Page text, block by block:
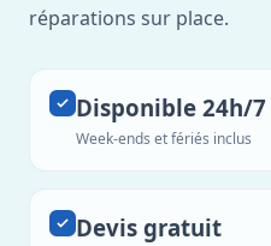
réparations sur place.
Disponible 24h/7
Week-ends et fériés inclus
Devis gratuit